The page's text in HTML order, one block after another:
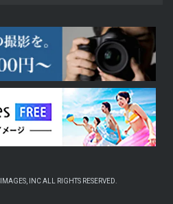
INC ALL RIGHTS RESERVED.